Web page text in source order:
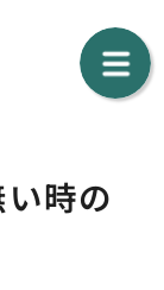
時の